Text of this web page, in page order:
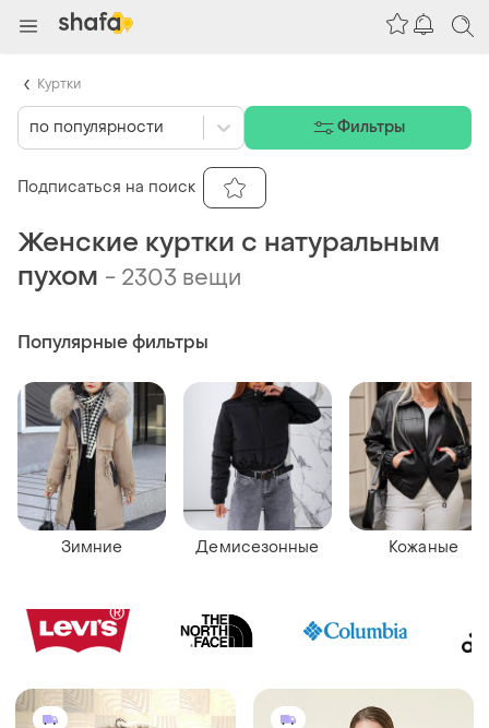
Женские куртки с натуральным
пухом - 2303 вещи
Популярные фильтры
Зимние Демисезонные Кожаные
по популярности Фильтры
Подписаться на поиск
Куртки